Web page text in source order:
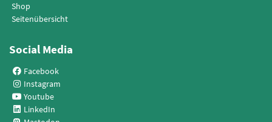
Shop
Seitenübersicht
Social Media
Facebook
Instagram
Youtube
LinkedIn